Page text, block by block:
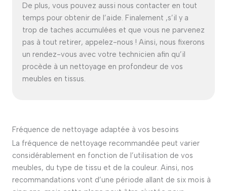
De plus, vous pouvez aussi nous contacter en tout
temps pour obtenir de l’aide. Finalement ,s’il y a
trop de taches accumulées et que vous ne parvenez
pas à tout retirer, appelez-nous ! Ainsi, nous fixerons
un rendez-vous avec votre technicien afin qu’il
procède à un nettoyage en profondeur de vos
meubles en tissus.
Fréquence de nettoyage adaptée à vos besoins
La fréquence de nettoyage recommandée peut varier
considérablement en fonction de l’utilisation de vos
meubles, du type de tissu et de la couleur. Ainsi, nos
recommandations vont d’une période allant de six mois à